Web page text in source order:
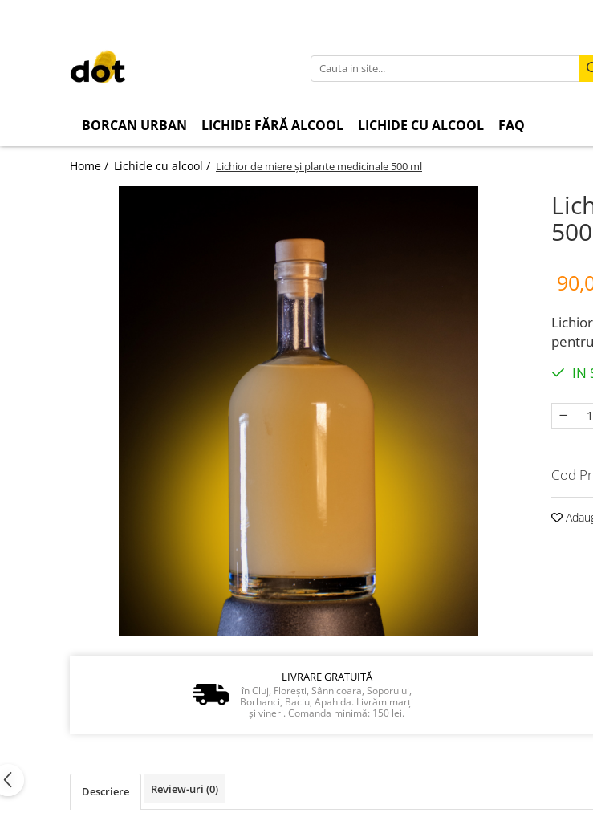
BORCAN URBAN LICHIDE FĂRĂ ALCOOL LICHIDE CU ALCOOL FAQ
Home / Lichide cu alcool / Lichior de miere și plante medicinale 500 ml
IN
Cod
LIVRARE GRATUITĂ
în Cluj, Florești, Sânnicoara, Soporului,
Borhanci, Baciu, Apahida. Livrăm marți
și vineri. Comanda minimă: 150 lei.
Descriere Review-uri (0)